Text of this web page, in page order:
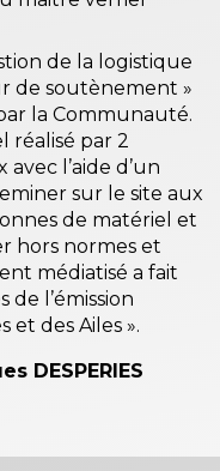
de la logistique
de soutènement »
la Communauté.
réalisé par 2
l’aide d’un
sur le site aux
de matériel et
hors normes et
médiatisé a fait
de l’émission
et des Ailes ».
DESPERIES